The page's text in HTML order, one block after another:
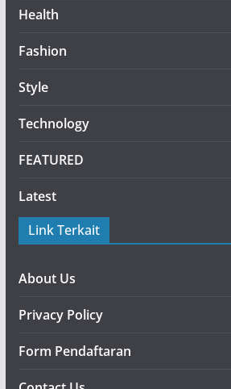
Health
Fashion
Style
Technology
FEATURED
Latest
Link Terkait
About Us
Privacy Policy
Form Pendaftaran